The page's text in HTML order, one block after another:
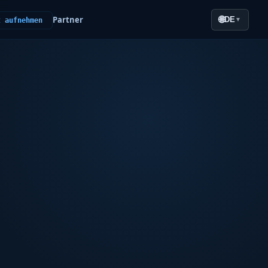
Partner 🌐DE▼